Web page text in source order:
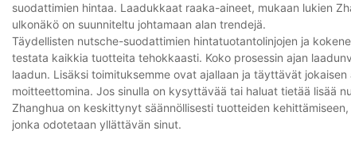
suodattimien hintaa. Laadukkaat raaka-aineet, mukaan lukien
ulkonäkö on suunniteltu johtamaan alan trendejä.
Täydellisten nutsche-suodattimien hintatuotantolinjojen ja
testata kaikkia tuotteita tehokkaasti. Koko prosessin ajan
laadun. Lisäksi toimituksemme ovat ajallaan ja täyttävät
moitteettomina. Jos sinulla on kysyttävää tai haluat tietää lisää
Zhanghua on keskittynyt säännöllisesti tuotteiden
jonka odotetaan yllättävän sinut.